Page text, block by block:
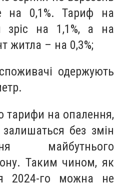
на 0,1%. Тариф на
зріс на 1,1%, а на
житла – на 0,3%;
одержують
тарифи на опалення,
без змін
майбутнього
Таким чином, як
2024-го можна не